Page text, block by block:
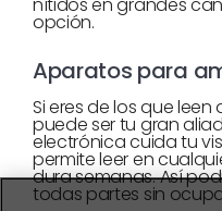
opción.
Aparatos para
Si eres de los que
puede ser tu gran
electrónica cuida tu
permite leer en
dura semanas. Así
todas partes sin